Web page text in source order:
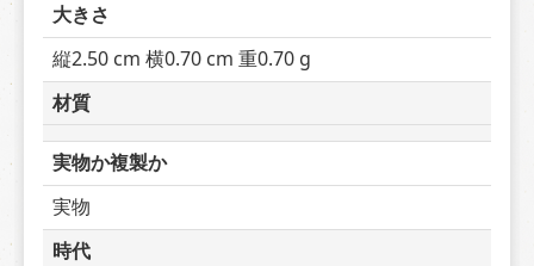
大きさ
縦2.50 cm 横0.70 cm 重0.70 g
材質
実物か複製か
実物
時代